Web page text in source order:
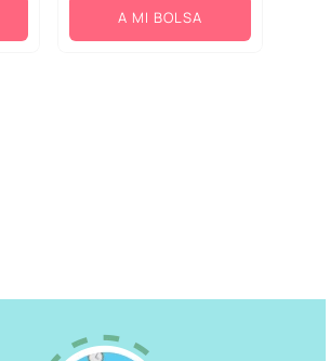
A MI BOLSA